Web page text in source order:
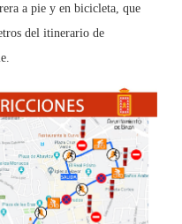
a pie y en bicicleta, que
del itinerario de